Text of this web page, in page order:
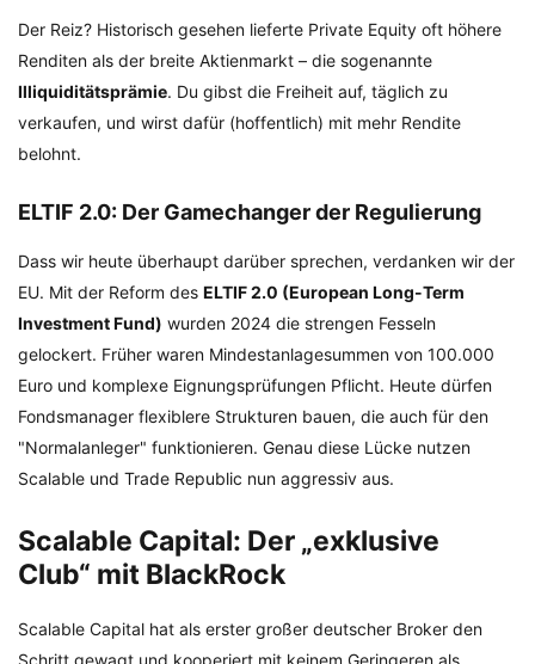
Der Reiz? Historisch gesehen lieferte Private Equity oft höhere
Renditen als der breite Aktienmarkt – die sogenannte
Illiquiditätsprämie. Du gibst die Freiheit auf, täglich zu
verkaufen, und wirst dafür (hoffentlich) mit mehr Rendite
belohnt.
ELTIF 2.0: Der Gamechanger der Regulierung
Dass wir heute überhaupt darüber sprechen, verdanken wir der
EU. Mit der Reform des ELTIF 2.0 (European Long-Term
Investment Fund) wurden 2024 die strengen Fesseln
gelockert. Früher waren Mindestanlagesummen von 100.000
Euro und komplexe Eignungsprüfungen Pflicht. Heute dürfen
Fondsmanager flexiblere Strukturen bauen, die auch für den
"Normalanleger" funktionieren. Genau diese Lücke nutzen
Scalable und Trade Republic nun aggressiv aus.
Scalable Capital: Der „exklusive
Club“ mit BlackRock
Scalable Capital hat als erster großer deutscher Broker den